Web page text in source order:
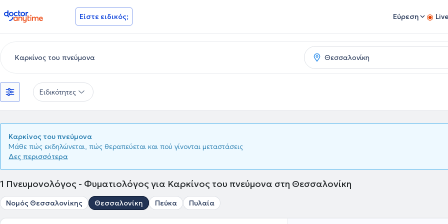
doctoranytime Είστε ειδικός; Εύρεση
Ειδικότητες
Καρκίνος του πνεύμονα
Μάθε πώς εκδηλώνεται, πώς θεραπεύεται και πού γίνονται μεταστάσεις
Δες περισσότερα
1 Πνευμονολόγος - Φυματιολόγος για Καρκίνος του πνεύμονα στη Θεσσαλονίκη
Νομός Θεσσαλονίκης Θεσσαλονίκη Πεύκα Πυλαία